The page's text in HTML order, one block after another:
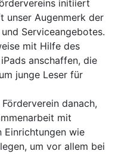
initiiert
unser Augenmerk der
Serviceangebotes.
mit Hilfe des
anschaffen, die
junge Leser für
danach,
mit
Einrichtungen wie
um vor allem bei